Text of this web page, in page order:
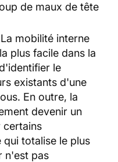
de maux de tête
mobilité interne
plus facile dans la
le
existants d'une
En outre, la
devenir un
certains
totalise le plus
n'est pas